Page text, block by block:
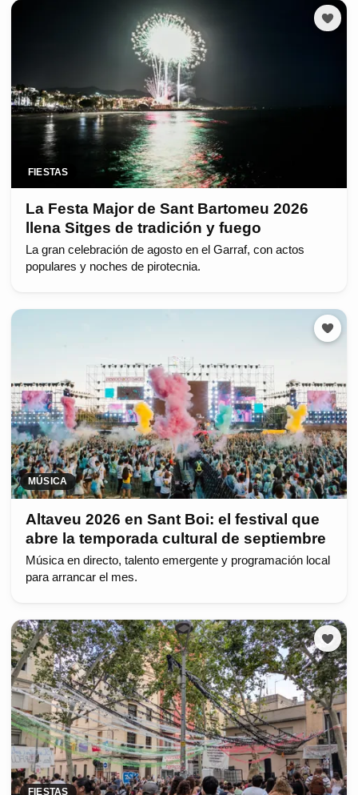
FIESTAS
La Festa Major de Sant Bartomeu 2026
llena Sitges de tradición y fuego
La gran celebración de agosto en el Garraf, con actos
populares y noches de pirotecnia.
MÚSICA
Altaveu 2026 en Sant Boi: el festival que
abre la temporada cultural de septiembre
Música en directo, talento emergente y programación local
para arrancar el mes.
FIESTAS